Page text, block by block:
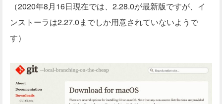
（2020年8月16日現在では、2.28.0が最新版ですが、イ
ンストーラは2.27.0までしか用意されていないようで
す）